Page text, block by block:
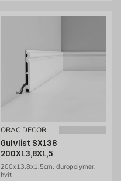
ORAC DECOR
Gulvlist SX138
200X13,8X1,5
200x13,8x1,5cm, duropolymer,
hvit